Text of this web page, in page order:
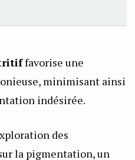
favorise une
minimisant ainsi
indésirée.
des
la pigmentation, un